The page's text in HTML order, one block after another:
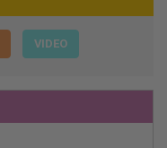
VIDEO